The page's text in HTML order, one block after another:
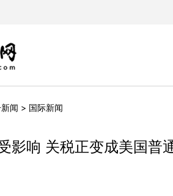
闻 > 国际新闻
影响 关税正变成美国普